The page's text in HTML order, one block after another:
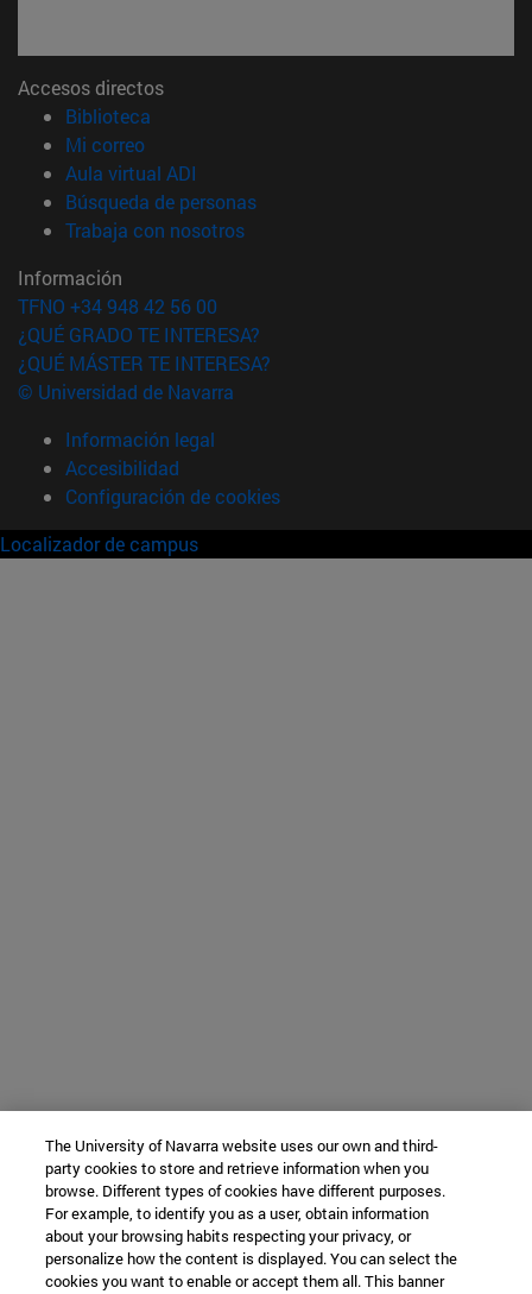
Accesos directos
Biblioteca
Mi correo(abre en nueva ventana)
Aula virtual ADI
Búsqueda de personas(abre en nueva ventana)
Trabaja con nosotros(abre en nueva ventana)
Información
TFNO +34 948 42 56 00
¿QUÉ GRADO TE INTERESA?
¿QUÉ MÁSTER TE INTERESA?
© Universidad de Navarra
Información legal
Accesibilidad
Configuración de cookies
Localizador de campus
The University of Navarra website uses our own and third-
party cookies to store and retrieve information when you
browse. Different types of cookies have different purposes.
For example, to identify you as a user, obtain information
about your browsing habits respecting your privacy, or
personalize how the content is displayed. You can select the
cookies you want to enable or accept them all. This banner